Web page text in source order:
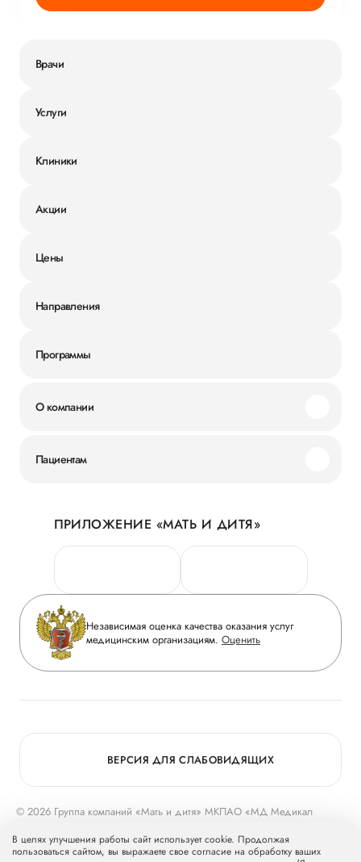
Врачи
Услуги
Клиники
Акции
Цены
Направления
Программы
О компании
Новости
Руководство
Сотрудничество
Инвесторам
Журнал «Мать и дитя»
Вакансии
Медицинский туризм
Пациентам
Личный кабинет
Персональные данные
Горячая линия качества
Вопрос-ответ
Приложение пациента
Статьи
ПРИЛОЖЕНИЕ «МАТЬ И ДИТЯ»
Независимая оценка качества оказания услуг
медицинским организациям. Оценить
© 2026 Группа компаний «Мать и дитя» МКПАО «МД Медикал
Группу компаний «Мать и дитя».
ВЕРСИЯ ДЛЯ СЛАБОВИДЯЩИХ
В целях улучшения работы сайт использует cookie. Продолжая
пользоваться сайтом, вы выражаете свое согласие на обработку ваших